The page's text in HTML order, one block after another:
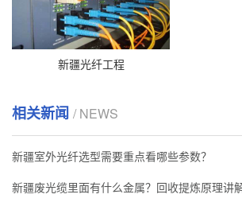
新疆光纤工程
相关新闻 / NEWS
新疆室外光纤选型需要重点看哪些参数？
新疆废光缆里面有什么金属？回收提炼原理讲解